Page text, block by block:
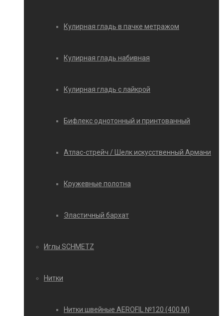
Кулирная гладь в пачке метражом
Кулирная гладь набивная
Кулирная гладь с лайкрой
Бифлекс однотонный и принтованный
Атлас-стрейч / Шелк искусственный Армани
Кружевные полотна
Эластичный бархат
Иглы SCHMETZ
Нитки
Нитки швейные AEROFIL №120 (400 М)